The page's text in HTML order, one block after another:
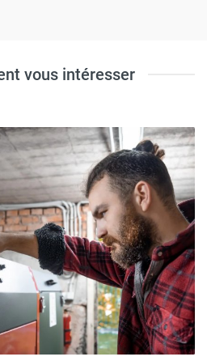
vous intéresser